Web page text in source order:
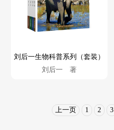
刘后一生物科普系列（套装）
刘后一 著
上一页 1 2 3